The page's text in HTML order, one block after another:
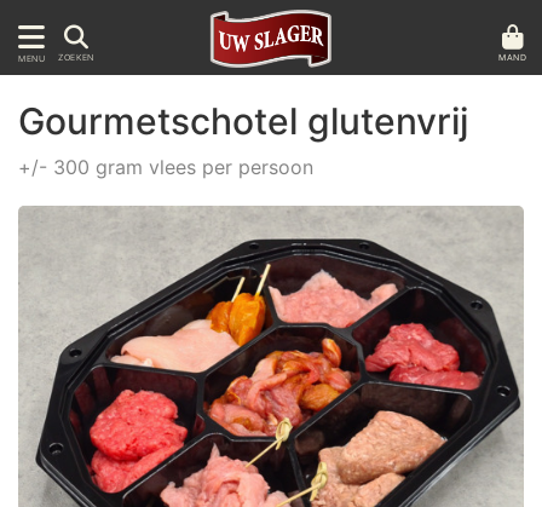
MENU ZOEKEN MAND
Gourmetschotel glutenvrij
+/- 300 gram vlees per persoon